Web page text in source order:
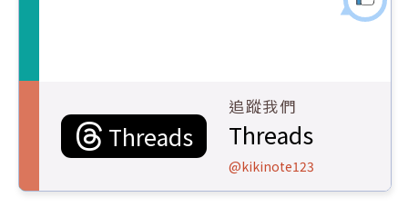
Threads
追蹤我們
Threads
@kikinote123